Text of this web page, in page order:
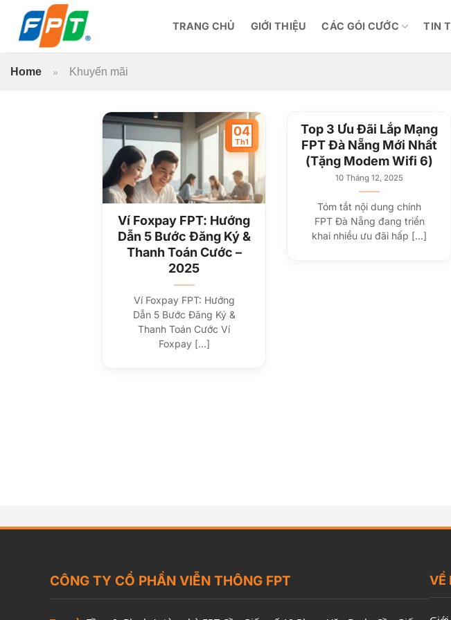
TRANG CHỦ GIỚI THIỆU CÁC GÓI CƯỚC TIN
Home » Khuyến mãi
Ví Foxpay FPT: Hướng
Dẫn 5 Bước Đăng Ký &
Thanh Toán Cước –
2025
Ví Foxpay FPT: Hướng
Dẫn 5 Bước Đăng Ký &
Thanh Toán Cước Ví
Foxpay [...]
04
Th1
Top 3 Ưu Đãi Lắp Mạng
FPT Đà Nẵng Mới Nhất
(Tặng Modem Wifi 6)
10 Tháng 12, 2025
Tóm tắt nội dung chính
FPT Đà Nẵng đang triển
khai nhiều ưu đãi hấp [...]
CÔNG TY CỔ PHẦN VIỄN THÔNG FPT VỀ